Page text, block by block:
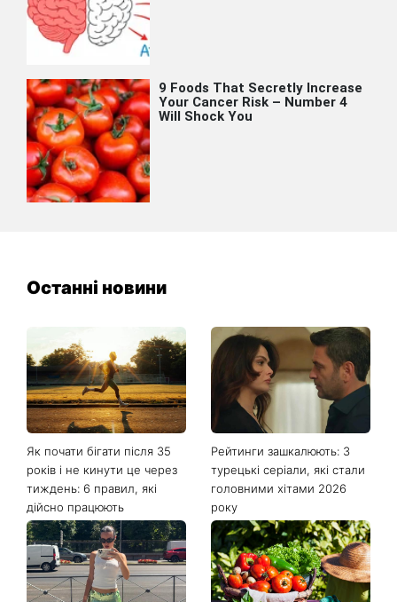
Останні новини
Як почати бігати після 35
років і не кинути це через
тиждень: 6 правил, які
дійсно працюють
Рейтинги зашкалюють: 3
турецькі серіали, які стали
головними хітами 2026
року